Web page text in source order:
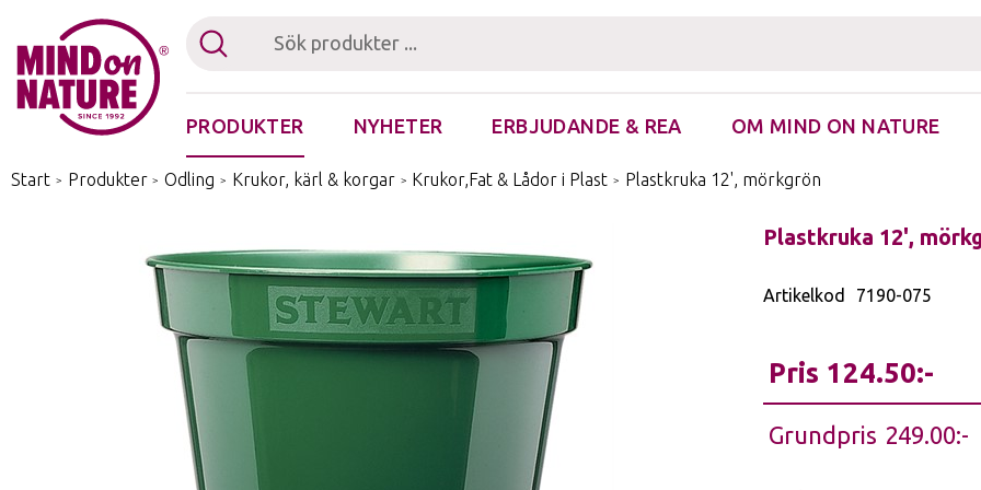
PRODUKTER NYHETER ERBJUDANDE & REA OM MIND ON NATURE
Start / Produkter / Odling / Krukor, kärl & korgar / Krukor,Fat & Lådor i Plast / Plastkruka 12', mörkgrön
Plastkruka 12',
Artikelkod 7190-075
Pris 124.50
Grundpris 249.00